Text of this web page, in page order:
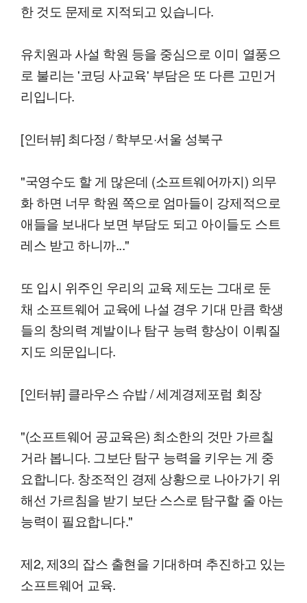
한 것도 문제로 지적되고 있습니다.
유치원과 사설 학원 등을 중심으로 이미 열풍으
로 불리는 '코딩 사교육' 부담은 또 다른 고민거
리입니다.
[인터뷰] 최다정 / 학부모·서울 성북구
"국영수도 할 게 많은데 (소프트웨어까지) 의무
화 하면 너무 학원 쪽으로 엄마들이 강제적으로
애들을 보내다 보면 부담도 되고 아이들도 스트
레스 받고 하니까..."
또 입시 위주인 우리의 교육 제도는 그대로 둔
채 소프트웨어 교육에 나설 경우 기대 만큼 학생
들의 창의력 계발이나 탐구 능력 향상이 이뤄질
지도 의문입니다.
[인터뷰] 클라우스 슈밥 / 세계경제포럼 회장
"(소프트웨어 공교육은) 최소한의 것만 가르칠
거라 봅니다. 그보단 탐구 능력을 키우는 게 중
요합니다. 창조적인 경제 상황으로 나아가기 위
해선 가르침을 받기 보단 스스로 탐구할 줄 아는
능력이 필요합니다."
제2, 제3의 잡스 출현을 기대하며 추진하고 있는
소프트웨어 교육.